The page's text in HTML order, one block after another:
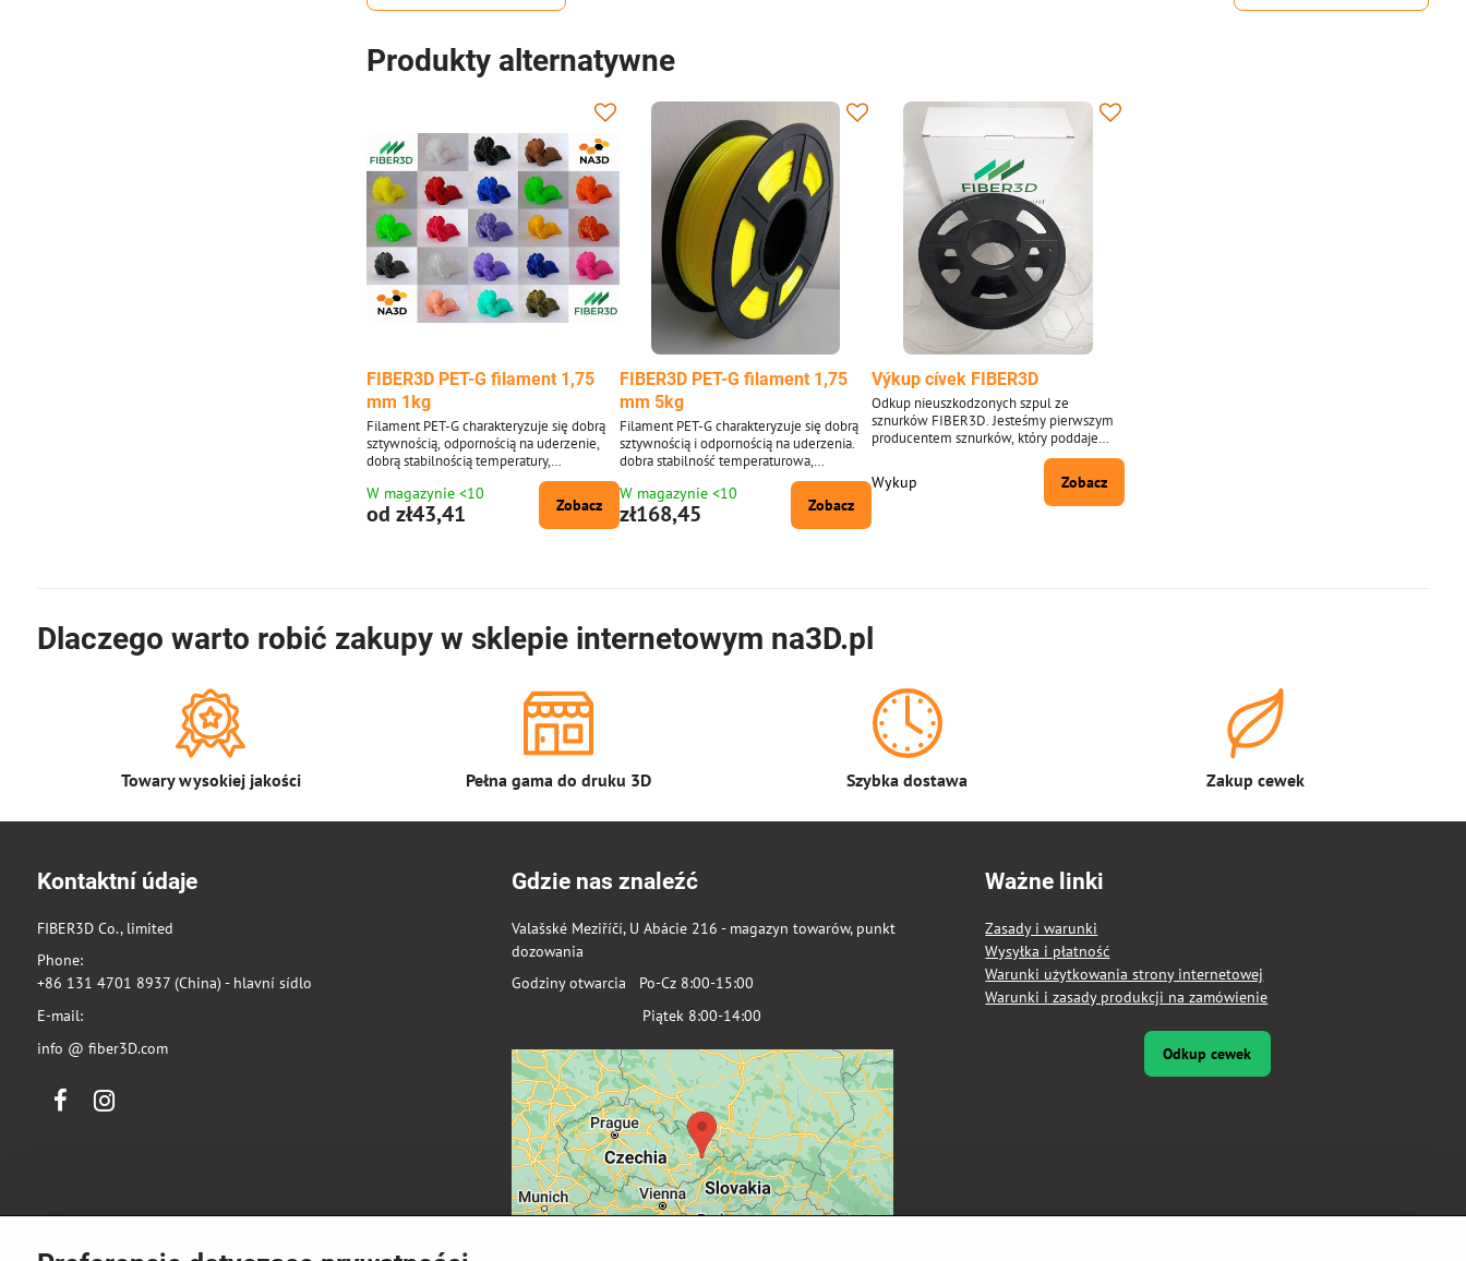
Produkty alternatywne
FIBER3D PET-G filament 1,75
mm 1kg
Filament PET-G charakteryzuje się dobrą
sztywnością, odpornością na uderzenie,
dobrą stabilnością temperatury,
odpornością na kwasy i rozpuszczalniki.
Średnica filamentu: 1,75 mm ± 0,02 mm.
Pakiet 1 kg - zawiera około 332 m strun o
średnicy 1,75 mm. Dostarczone w
W magazynie <10
od zł43,41 Zobacz
FIBER3D PET-G filament 1,75
mm 5kg
Filament PET-G charakteryzuje się dobrą
sztywnością i odpornością na uderzenia.
dobra stabilność temperaturowa,
odporność na kwasy i rozpuszczalniki.
Średnica filamentu: 1,75 mm ± 0,02 mm.
Opakowanie 5 kg - zawiera ok. 1660 m
sznurka o średnicy 1,75 mm. Dostarczany
W magazynie <10
zł168,45 Zobacz
Výkup cívek FIBER3D
Odkup nieuszkodzonych szpul ze
sznurków FIBER3D. Jesteśmy pierwszym
producentem sznurków, który poddaje
recyklingowi szpule i pudełka z
filamentem, a kupujemy je od 2020 roku.
Wykup Zobacz
Dlaczego warto robić zakupy w sklepie internetowym na3D.pl
Towary wysokiej jakości Pełna gama do druku 3D Szybka dostawa Zakup cewek
Kontaktní údaje
FIBER3D Co., limited
Phone:
+86 131 4701 8937 (China) - hlavní sídlo
E-mail:
info @ fiber3D.com
FacebookInstagram
Gdzie nas znaleźć
Valašské Meziříčí, U Abácie 216 - magazyn towarów, punkt
dozowania
Godziny otwarcia Po-Cz 8:00-15:00
Piątek 8:00-14:00
Ważne linki
Zasady i warunki
Wysyłka i płatność
Warunki użytkowania strony internetowej
Warunki i zasady produkcji na zamówienie
Odkup cewek